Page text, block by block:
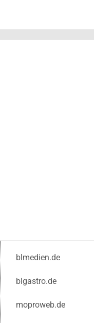
blmedien.de
blgastro.de
moproweb.de